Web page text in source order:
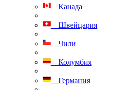
Канада
Швейцария
Чили
Колумбия
Германия